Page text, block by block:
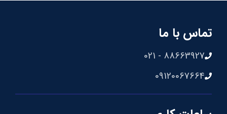
تماس با ما
88663927 - 021
09120067664